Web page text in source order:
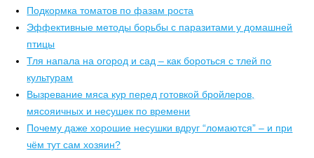
Подкормка томатов по фазам роста
Эффективные методы борьбы с паразитами у домашней
птицы
Тля напала на огород и сад – как бороться с тлей по
культурам
Вызревание мяса кур перед готовкой бройлеров,
мясояичных и несушек по времени
Почему даже хорошие несушки вдруг “ломаются” – и при
чём тут сам хозяин?